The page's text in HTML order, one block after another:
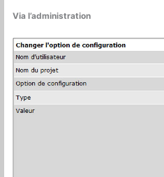
Via l’administration